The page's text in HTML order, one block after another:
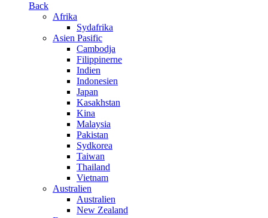
Back
Afrika
Sydafrika
Asien Pasific
Cambodja
Filippinerne
Indien
Indonesien
Japan
Kasakhstan
Kina
Malaysia
Pakistan
Sydkorea
Taiwan
Thailand
Vietnam
Australien
Australien
New Zealand